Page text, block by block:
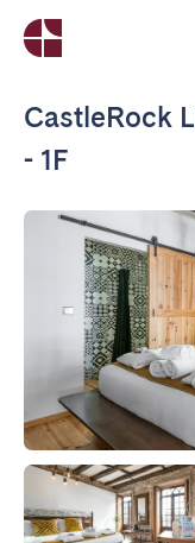
CastleRock
- 1F